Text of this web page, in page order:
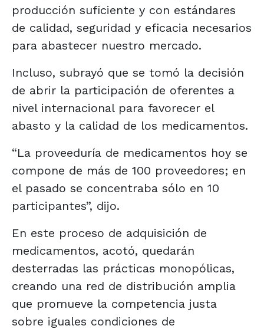
producción suficiente y con estándares
de calidad, seguridad y eficacia necesarios
para abastecer nuestro mercado.
Incluso, subrayó que se tomó la decisión
de abrir la participación de oferentes a
nivel internacional para favorecer el
abasto y la calidad de los medicamentos.
“La proveeduría de medicamentos hoy se
compone de más de 100 proveedores; en
el pasado se concentraba sólo en 10
participantes”, dijo.
En este proceso de adquisición de
medicamentos, acotó, quedarán
desterradas las prácticas monopólicas,
creando una red de distribución amplia
que promueve la competencia justa
sobre iguales condiciones de